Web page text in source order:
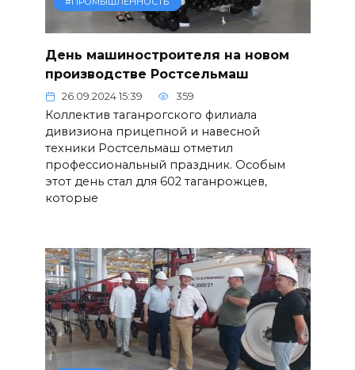
День машиностроителя на новом
производстве Ростсельмаш
26.09.2024 15:39 359
Коллектив таганрогского филиала
дивизиона прицепной и навесной
техники Ростсельмаш отметил
профессиональный праздник. Особым
этот день стал для 602 таганрожцев,
которые